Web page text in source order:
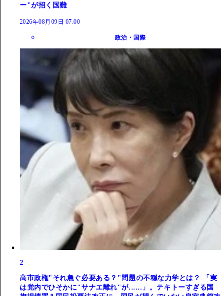
ー"が招く国難
2026年08月09日 07:00
政治・国際
2
高市政権"それ急ぐ必要ある？"問題の不穏な力学とは？ 「実
は党内でひそかに"サナエ離れ"が......」。テキトーすぎる国